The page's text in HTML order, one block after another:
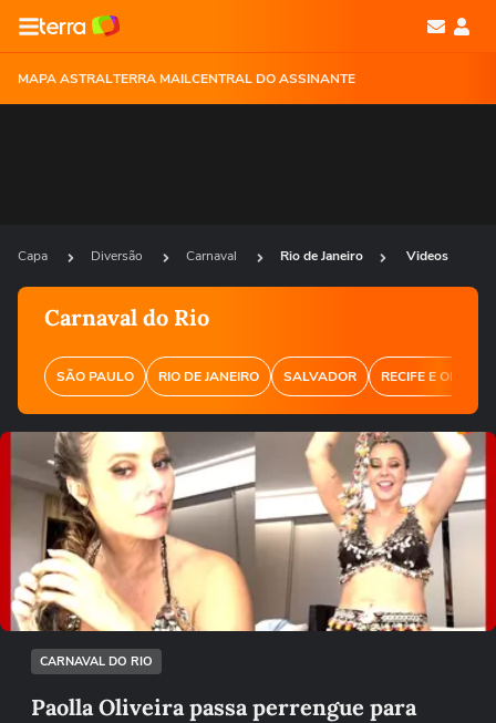
MAPA ASTRALTERRA MAILCENTRAL DO ASSINANTE
Capa Diversão Carnaval Rio de Janeiro Videos
Carnaval do Rio
SÃO PAULO RIO DE JANEIRO SALVADOR RECIFE E OLINDA
Ops!
Não foi possível reproduzir o vídeo
Tentar novamente
CARNAVAL DO RIO
Paolla Oliveira passa perrengue para